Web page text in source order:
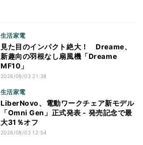
生活家電
見た目のインパクト絶大！ Dreame、
新趣向の羽根なし扇風機「Dreame
MF10」
2026/08/03 21:38
生活家電
LiberNovo、電動ワークチェア新モデル
「Omni Gen」正式発表 - 発売記念で最
大31％オフ
2026/08/03 12:54